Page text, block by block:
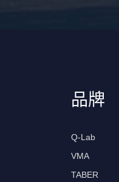
品牌
Q-Lab
VMA
TABER